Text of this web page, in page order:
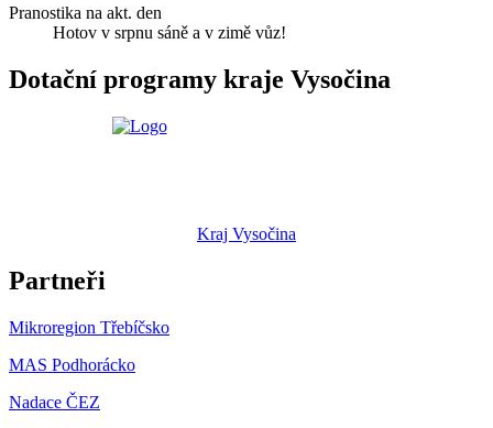
Pranostika na akt. den
Hotov v srpnu sáně a v zimě vůz!
Dotační programy kraje Vysočina
Kraj Vysočina
Partneři
Mikroregion Třebíčsko
MAS Podhorácko
Nadace ČEZ